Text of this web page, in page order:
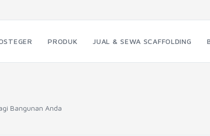
PRODUK JUAL & SEWA SCAFFOLDING
Bangunan Anda